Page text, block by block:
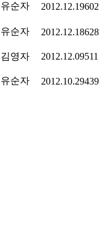
유순자 2012.12.19602
유순자 2012.12.18628
김영자 2012.12.09511
유순자 2012.10.29439